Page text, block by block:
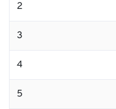
2
3
4
5